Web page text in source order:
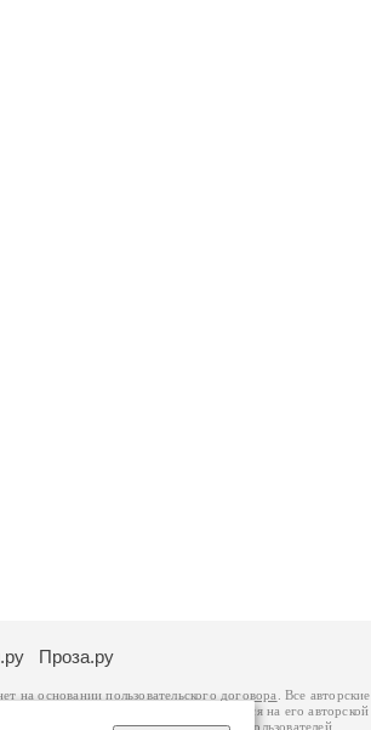
Проза.ру
на основаниипользовательского договора
. Все авторские
автора, к которому вы можете обратиться на его авторской
Российской Федерации. Данные пользователей